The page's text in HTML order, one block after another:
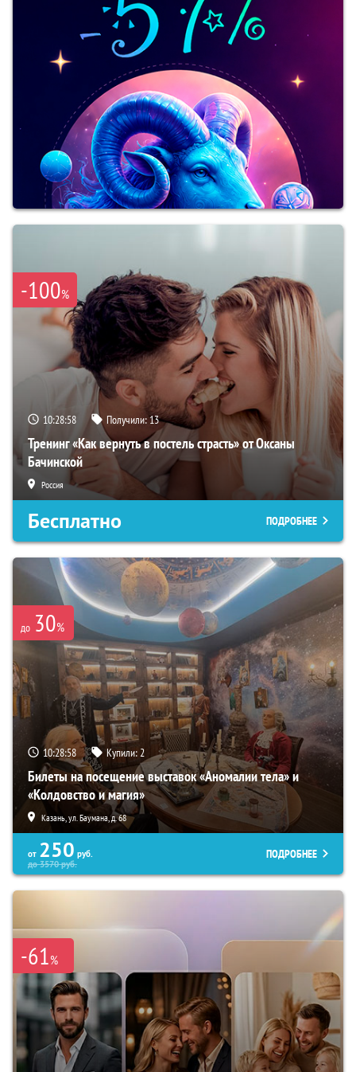
-100%
10:28:56 Получили:13
Тренинг «Как вернуть в постель страсть» от Оксаны
Бачинской
Россия
Бесплатно ПОДРОБНЕЕ
до 30%
10:28:56 Купили:2
Билеты на посещение выставок «Аномалии тела» и
«Колдовство и магия»
Казань, ул. Баумана, д. 68
от 250 руб.
до3570руб.
ПОДРОБНЕЕ
-61%